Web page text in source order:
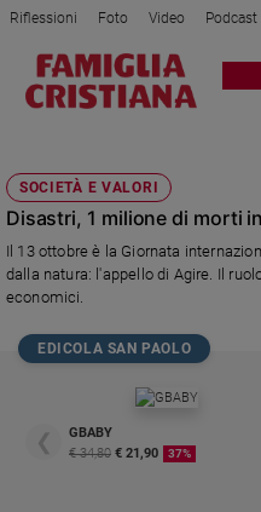
Attualità
Politica
Mondo
Economia
Legalità
giustizia
Sport
Papa
Riflessioni Foto Video Podcast
Privacy Policy Chi siamo
Registrati Redazione
SOCIETÀ E VALORI
Disastri, 1 milione di morti
Il 13 ottobre è la Giornata
dalla natura: l'appello di Agire. Il
economici.
EDICOLA SAN PAOLO
❮
GBABY
€ 34,80 € 21,90 37%